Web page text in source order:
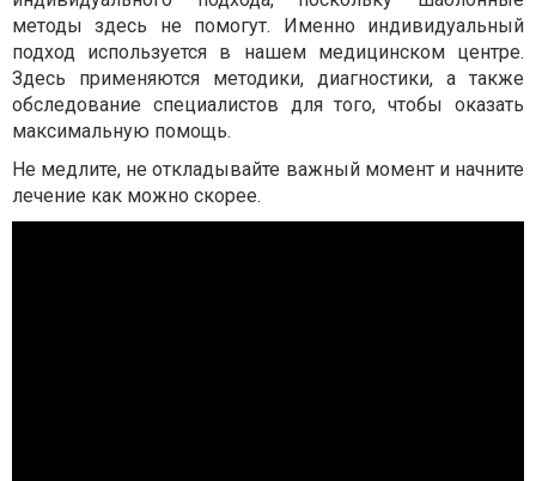
методы здесь не помогут. Именно индивидуальный
подход используется в нашем медицинском центре.
Здесь применяются методики, диагностики, а также
обследование специалистов для того, чтобы оказать
максимальную помощь.
Не медлите, не откладывайте важный момент и начните
лечение как можно скорее.